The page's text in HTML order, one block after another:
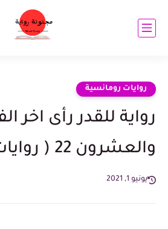
روايات رومانسية
رواية للقدر رأى اخر
والعشرون 22 ( روايات آية عربى )
يونيو 1, 2021